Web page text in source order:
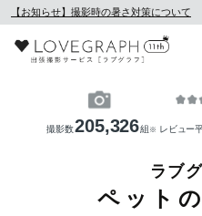
【お知らせ】撮影時の暑さ対策について
撮影数205,326組 ※ レビュー
ラブ
ペット